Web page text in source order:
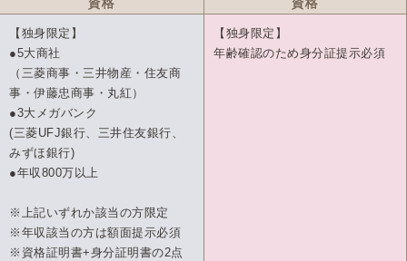
資格
【独身限定】
●5大商社
（三菱商事・三井物産・住友商
事・伊藤忠商事・丸紅）
●3大メガバンク
(三菱UFJ銀行、三井住友銀行、
みずほ銀行)
●年収800万以上
※上記いずれか該当の方限定
※年収該当の方は額面提示必須
※資格証明書+身分証明書の2点
資格
【独身限定】
年齢確認のため身分証提示必須